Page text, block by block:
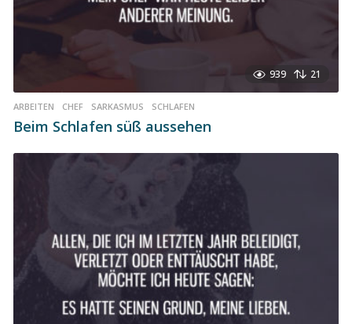
939 21
ARBEITEN ,CHEF ,SARKASMUS ,SCHLAFEN
Beim Schlafen süß aussehen